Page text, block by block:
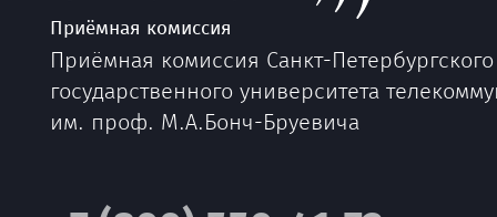
Приёмная комиссия
Приёмная комиссия Санкт-Петербургского
государственного университета
им. проф. М.А.Бонч-Бруевича